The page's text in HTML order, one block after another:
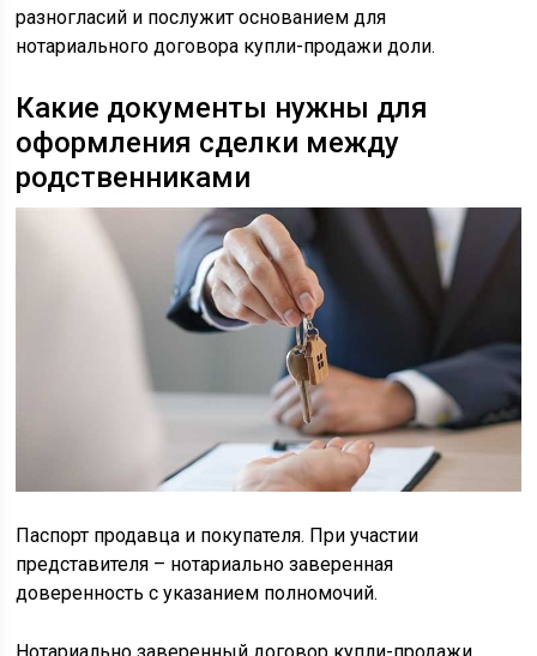
разногласий и послужит основанием для
нотариального договора купли-продажи доли.
Какие документы нужны для
оформления сделки между
родственниками
Паспорт продавца и покупателя. При участии
представителя – нотариально заверенная
доверенность с указанием полномочий.
Нотариально заверенный договор купли-продажи